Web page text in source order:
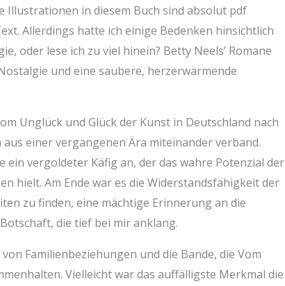
Illustrationen in diesem Buch sind absolut pdf
Allerdings hatte ich einige Bedenken hinsichtlich
oder lese ich zu viel hinein? Betty Neels’ Romane
und eine saubere, herzerwärmende
Unglück und Glück der Kunst in Deutschland nach
einer vergangenen Ära miteinander verband.
vergoldeter Käfig an, der das wahre Potenzial der
hielt. Am Ende war es die Widerstandsfähigkeit der
zu finden, eine mächtige Erinnerung an die
die tief bei mir anklang.
Familienbeziehungen und die Bande, die Vom
Vielleicht war das auffälligste Merkmal die